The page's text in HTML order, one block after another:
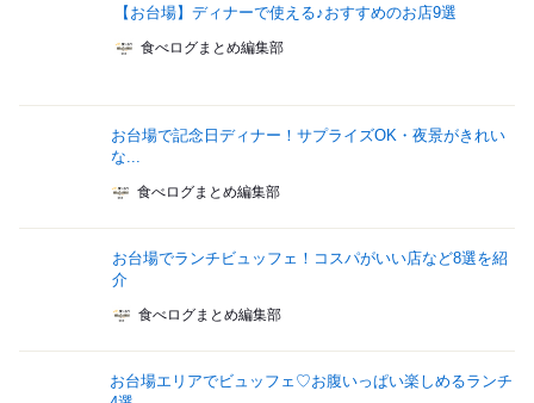
【お台場】ディナーで使える♪おすすめのお店9選
食べログまとめ編集部
お台場で記念日ディナー！サプライズOK・夜景がきれい
な...
食べログまとめ編集部
お台場でランチビュッフェ！コスパがいい店など8選を紹
介
食べログまとめ編集部
お台場エリアでビュッフェ♡お腹いっぱい楽しめるランチ